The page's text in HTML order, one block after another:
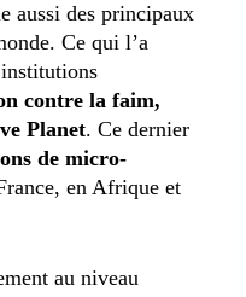
aussi des principaux
Ce qui l’a
contre la faim,
Planet. Ce dernier
de micro-
en Afrique et
au niveau